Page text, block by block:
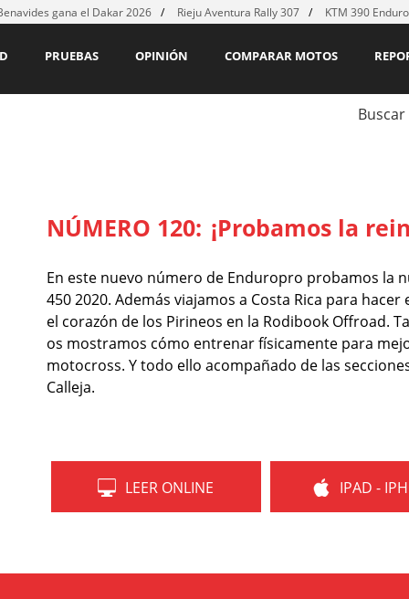
gana el Dakar 2026 Rieju Aventura Rally 307 KTM 390
COMPARAR MOTOS
OPINIÓN
PRUEBAS
Buscar
NÚMERO 120: ¡Probamos la
En este nuevo número de Enduropro probamos la
450 2020. Además viajamos a Costa Rica para
el corazón de los Pirineos en la Rodibook Offroad.
os mostramos cómo entrenar físicamente para
motocross. Y todo ello acompañado de las
Calleja.
LEER ONLINE IPAD -